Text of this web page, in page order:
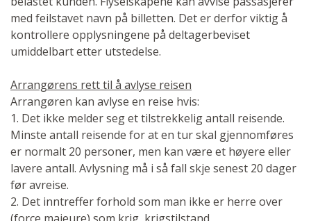
med feilstavet navn på billetten. Det er derfor viktig å
kontrollere opplysningene på deltagerbeviset
umiddelbart etter utstedelse.
Arrangørens rett til å avlyse reisen
Arrangøren kan avlyse en reise hvis:
1. Det ikke melder seg et tilstrekkelig antall reisende.
Minste antall reisende for at en tur skal gjennomføres
er normalt 20 personer, men kan være et høyere eller
lavere antall. Avlysning må i så fall skje senest 20 dager
før avreise.
2. Det inntreffer forhold som man ikke er herre over